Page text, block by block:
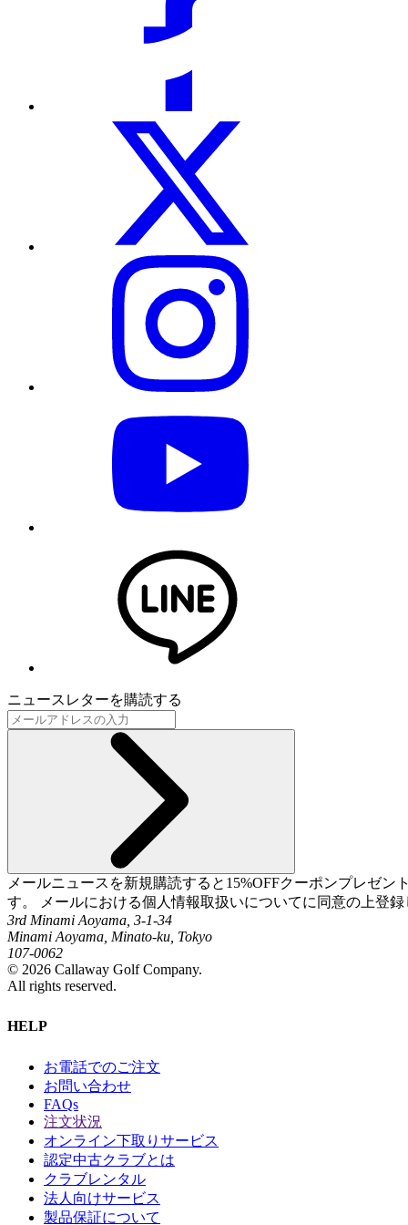
ニュースレターを購読する
メールニュースを新規購読すると15%OFFクーポンプレゼ
す。 メールにおける個人情報取扱いについてに同意の上登
3rd Minami Aoyama, 3-1-34
Minami Aoyama, Minato-ku, Tokyo
107-0062
© 2026 Callaway Golf Company.
All rights reserved.
HELP
お電話でのご注文
お問い合わせ
FAQs
注文状況
オンライン下取りサービス
認定中古クラブとは
クラブレンタル
法人向けサービス
製品保証について